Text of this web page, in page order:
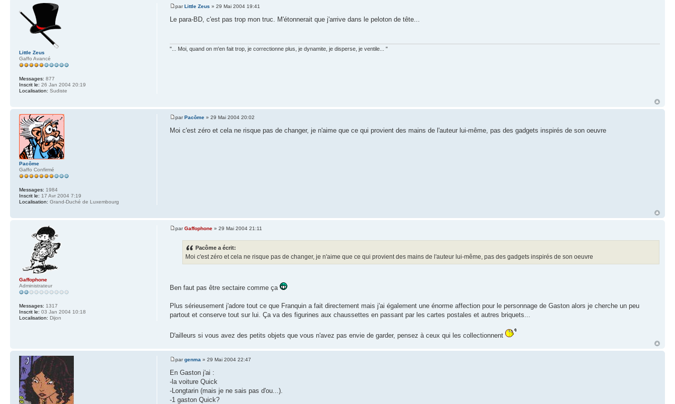
parLittle Zeus » 29 Mai 2004 19:41
Le para-BD, c'est pas trop mon truc. M'étonnerait que j'arrive dans le peloton de tête...
"... Moi, quand on m'en fait trop, je correctionne plus, je dynamite, je disperse, je ventile... "
Little Zeus
Gaffo Avancé
Messages: 877
Inscrit le: 26 Jan 2004 20:19
Localisation: Sudiste
parPacôme » 29 Mai 2004 20:02
Moi c'est zéro et cela ne risque pas de changer, je n'aime que ce qui provient des mains de l'auteur lui-même, pas des gadgets inspirés de son oeuvre
Pacôme
Gaffo Confirmé
Messages: 1984
Inscrit le: 17 Avr 2004 7:19
Localisation: Grand-Duché de Luxembourg
parGaffophone » 29 Mai 2004 21:11
Pacôme a écrit:
Moi c'est zéro et cela ne risque pas de changer, je n'aime que ce qui provient des mains de l'auteur lui-même, pas des gadgets inspirés de son oeuvre
Ben faut pas être sectaire comme ça
Plus sérieusement j'adore tout ce que Franquin a fait directement mais j'ai également une énorme affection pour le personnage de Gaston alors je cherche un peu
partout et conserve tout sur lui. Ça va des figurines aux chaussettes en passant par les cartes postales et autres briquets...
D'ailleurs si vous avez des petits objets que vous n'avez pas envie de garder, pensez à ceux qui les collectionnent
Gaffophone
Administrateur
Messages: 1317
Inscrit le: 03 Jan 2004 10:18
Localisation: Dijon
pargenma » 29 Mai 2004 22:47
En Gaston j'ai :
-la voiture Quick
-Longtarin (mais je ne sais pas d'ou...).
-1 gaston Quick?